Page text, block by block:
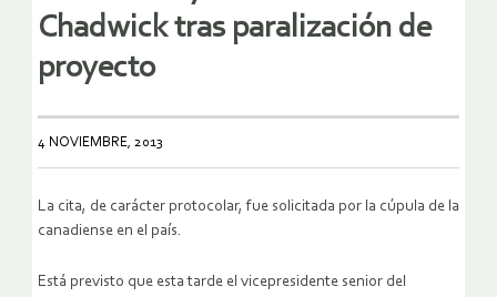
Chadwick tras paralización de
proyecto
4 NOVIEMBRE, 2013
La cita, de carácter protocolar, fue solicitada por la cúpula de la
canadiense en el país.
Está previsto que esta tarde el vicepresidente senior del